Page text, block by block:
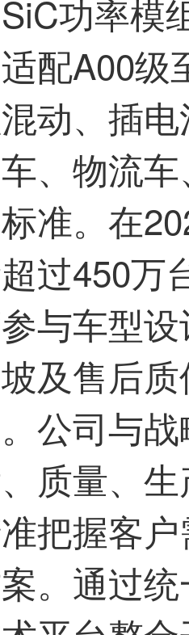
功率模
配A00级
动、插
、物流
准。在
过450万
与车型
及售后
公司与
质量、
把握客
。通过